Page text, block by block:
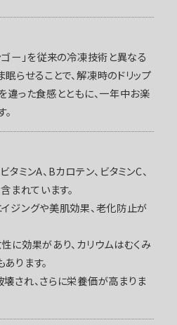
ー」を従来の冷凍技術と異なる
らせることで、解凍時のドリップ
違った食感とともに、一年中お楽
ミンA、Bカロテン、ビタミンC、
まれています。
ジングや美肌効果、老化防止が
に効果があり、カリウムはむくみ
ります。
され、さらに栄養価が高まりま